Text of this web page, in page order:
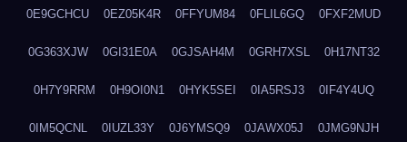
0E9GCHCU 0EZ05K4R 0FFYUM84 0FLIL6GQ 0FXF2MUD
0G363XJW 0GI31E0A 0GJSAH4M 0GRH7XSL 0H17NT32
0H7Y9RRM 0H9OI0N1 0HYK5SEI 0IA5RSJ3 0IF4Y4UQ
0IM5QCNL 0IUZL33Y 0J6YMSQ9 0JAWX05J 0JMG9NJH